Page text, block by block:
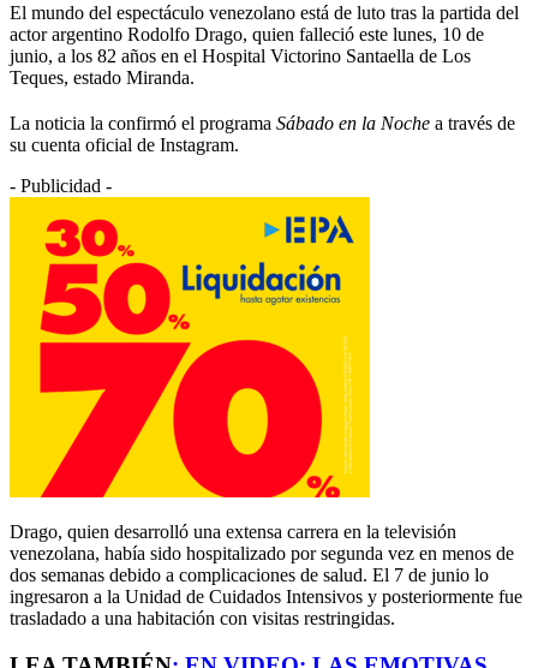
El mundo del espectáculo venezolano está de luto tras la partida del
actor argentino Rodolfo Drago, quien falleció este lunes, 10 de
junio, a los 82 años en el Hospital Victorino Santaella de Los
Teques, estado Miranda.
La noticia la confirmó el programa Sábado en la Noche a través de
su cuenta oficial de Instagram.
- Publicidad -
Drago, quien desarrolló una extensa carrera en la televisión
venezolana, había sido hospitalizado por segunda vez en menos de
dos semanas debido a complicaciones de salud. El 7 de junio lo
ingresaron a la Unidad de Cuidados Intensivos y posteriormente fue
trasladado a una habitación con visitas restringidas.